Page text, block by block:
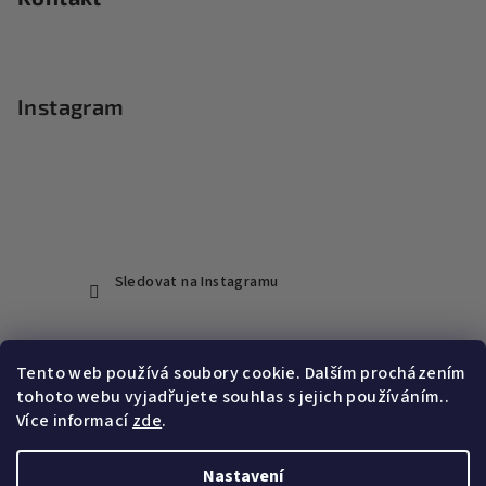
Tento web používá soubory cookie. Dalším procházením
tohoto webu vyjadřujete souhlas s jejich používáním..
Více informacízde.
Nastavení
Instagram
Sledovat na Instagramu
Přijímáme online platby